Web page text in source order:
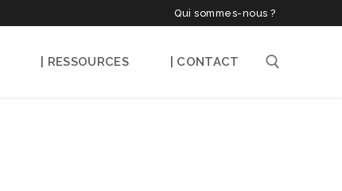
Qui sommes-nous ?
| RESSOURCES | CONTACT